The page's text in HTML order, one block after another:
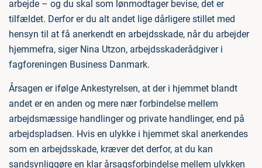
arbejde – og du skal som lønmodtager bevise, det er
tilfældet. Derfor er du alt andet lige dårligere stillet med
hensyn til at få anerkendt en arbejdsskade, når du arbejder
hjemmefra, siger Nina Utzon, arbejdsskaderådgiver i
fagforeningen Business Danmark.
Årsagen er ifølge Ankestyrelsen, at der i hjemmet blandt
andet er en anden og mere nær forbindelse mellem
arbejdsmæssige handlinger og private handlinger, end på
arbejdspladsen. Hvis en ulykke i hjemmet skal anerkendes
som en arbejdsskade, kræver det derfor, at du kan
sandsynliggøre en klar årsagsforbindelse mellem ulykken